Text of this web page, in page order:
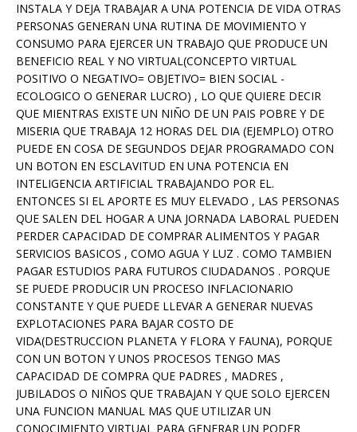
INSTALA Y DEJA TRABAJAR A UNA POTENCIA DE VIDA OTRAS
PERSONAS GENERAN UNA RUTINA DE MOVIMIENTO Y
CONSUMO PARA EJERCER UN TRABAJO QUE PRODUCE UN
BENEFICIO REAL Y NO VIRTUAL(CONCEPTO VIRTUAL
POSITIVO O NEGATIVO= OBJETIVO= BIEN SOCIAL -
ECOLOGICO O GENERAR LUCRO) , LO QUE QUIERE DECIR
QUE MIENTRAS EXISTE UN NIÑO DE UN PAIS POBRE Y DE
MISERIA QUE TRABAJA 12 HORAS DEL DIA (EJEMPLO) OTRO
PUEDE EN COSA DE SEGUNDOS DEJAR PROGRAMADO CON
UN BOTON EN ESCLAVITUD EN UNA POTENCIA EN
INTELIGENCIA ARTIFICIAL TRABAJANDO POR EL.
ENTONCES SI EL APORTE ES MUY ELEVADO , LAS PERSONAS
QUE SALEN DEL HOGAR A UNA JORNADA LABORAL PUEDEN
PERDER CAPACIDAD DE COMPRAR ALIMENTOS Y PAGAR
SERVICIOS BASICOS , COMO AGUA Y LUZ . COMO TAMBIEN
PAGAR ESTUDIOS PARA FUTUROS CIUDADANOS . PORQUE
SE PUEDE PRODUCIR UN PROCESO INFLACIONARIO
CONSTANTE Y QUE PUEDE LLEVAR A GENERAR NUEVAS
EXPLOTACIONES PARA BAJAR COSTO DE
VIDA(DESTRUCCION PLANETA Y FLORA Y FAUNA), PORQUE
CON UN BOTON Y UNOS PROCESOS TENGO MAS
CAPACIDAD DE COMPRA QUE PADRES , MADRES ,
JUBILADOS O NIÑOS QUE TRABAJAN Y QUE SOLO EJERCEN
UNA FUNCION MANUAL MAS QUE UTILIZAR UN
CONOCIMIENTO VIRTUAL PARA GENERAR UN PODER